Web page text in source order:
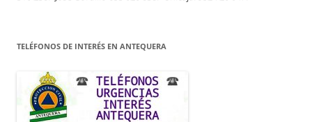
TELÉFONOS DE INTERÉS EN ANTEQUERA